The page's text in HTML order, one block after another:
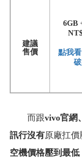
建議
售價
6GB
點我
破
而跟vivo官網、
訊行沒有原廠扛
空機價格壓到最低